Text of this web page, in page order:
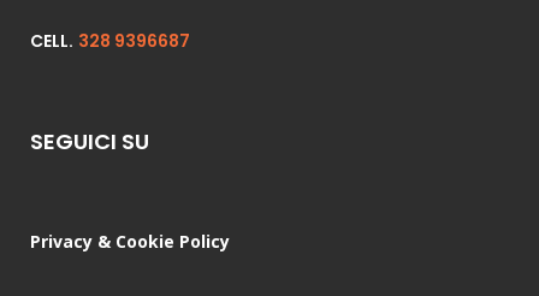
CELL. 328 9396687
SEGUICI SU
Privacy & Cookie Policy